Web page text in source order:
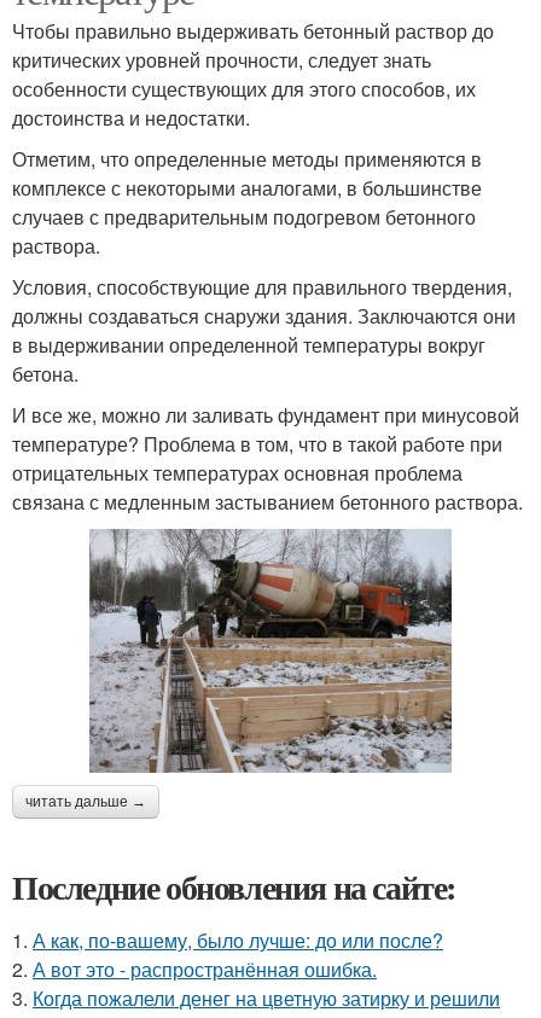
Чтобы правильно выдерживать бетонный раствор до
критических уровней прочности, следует знать
особенности существующих для этого способов, их
достоинства и недостатки.
Отметим, что определенные методы применяются в
комплексе с некоторыми аналогами, в большинстве
случаев с предварительным подогревом бетонного
раствора.
Условия, способствующие для правильного твердения,
должны создаваться снаружи здания. Заключаются они
в выдерживании определенной температуры вокруг
бетона.
И все же, можно ли заливать фундамент при минусовой
температуре? Проблема в том, что в такой работе при
отрицательных температурах основная проблема
связана с медленным застыванием бетонного раствора.
читать дальше →
Последние обновления на сайте:
1. А как, по-вашему, было лучше: до или после?
2. А вот это - распространённая ошибка.
3. Когда пожалели денег на цветную затирку и решили